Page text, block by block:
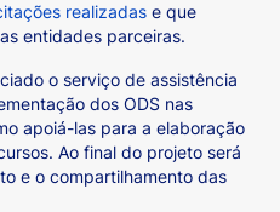
realizadas e que
entidades parceiras.
o serviço de assistência
dos ODS nas
apoiá-las para a elaboração
Ao final do projeto será
e o compartilhamento das